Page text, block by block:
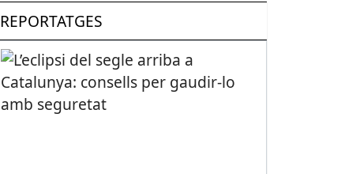
REPORTATGES